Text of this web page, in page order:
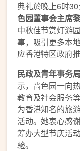
典礼於晚上6时30
色园董事会主席
中秋佳节赏灯游
事，吸引更多本
应香港特区政府
民政及青年事务
示，啬色园一向
教育及社会服务
为香港知名的旅
活动。她衷心感
筹办大型节庆活
验。